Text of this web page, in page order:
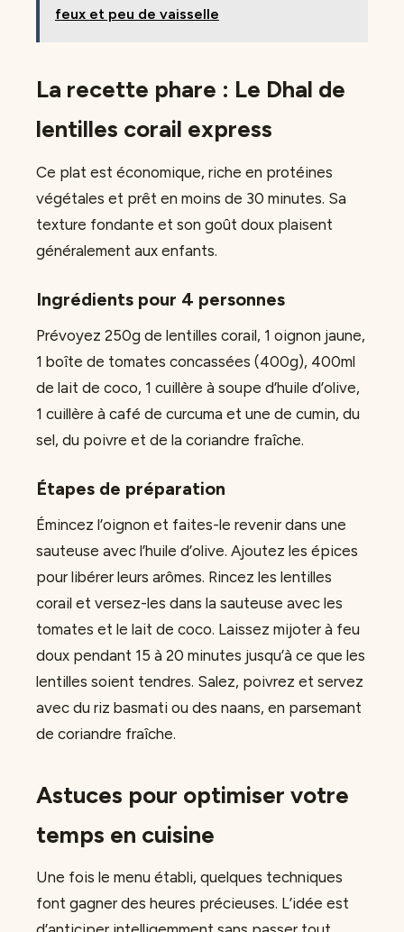
feux et peu de vaisselle
La recette phare : Le Dhal de
lentilles corail express
Ce plat est économique, riche en protéines
végétales et prêt en moins de 30 minutes. Sa
texture fondante et son goût doux plaisent
généralement aux enfants.
Ingrédients pour 4 personnes
Prévoyez 250g de lentilles corail, 1 oignon jaune,
1 boîte de tomates concassées (400g), 400ml
de lait de coco, 1 cuillère à soupe d’huile d’olive,
1 cuillère à café de curcuma et une de cumin, du
sel, du poivre et de la coriandre fraîche.
Étapes de préparation
Émincez l’oignon et faites-le revenir dans une
sauteuse avec l’huile d’olive. Ajoutez les épices
pour libérer leurs arômes. Rincez les lentilles
corail et versez-les dans la sauteuse avec les
tomates et le lait de coco. Laissez mijoter à feu
doux pendant 15 à 20 minutes jusqu’à ce que les
lentilles soient tendres. Salez, poivrez et servez
avec du riz basmati ou des naans, en parsemant
de coriandre fraîche.
Astuces pour optimiser votre
temps en cuisine
Une fois le menu établi, quelques techniques
font gagner des heures précieuses. L’idée est